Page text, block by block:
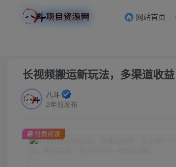
网站首页
长视频搬运新玩法，多渠道收
八斗
2年前发布
付费阅读